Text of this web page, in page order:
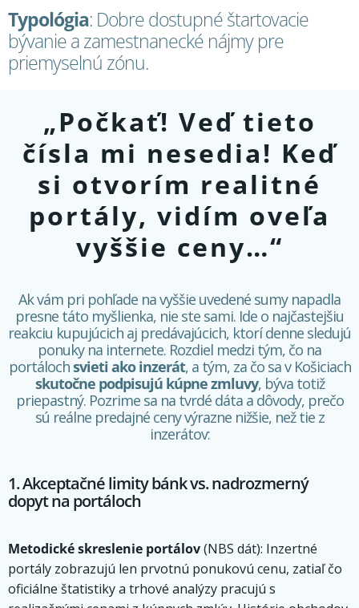
Typológia: Dobre dostupné štartovacie
bývanie a zamestnanecké nájmy pre
priemyselnú zónu.
„Počkať! Veď tieto
čísla mi nesedia! Keď
si otvorím realitné
portály, vidím oveľa
vyššie ceny…“
Ak vám pri pohľade na vyššie uvedené sumy napadla
presne táto myšlienka, nie ste sami. Ide o najčastejšiu
reakciu kupujúcich aj predávajúcich, ktorí denne sledujú
ponuky na internete. Rozdiel medzi tým, čo na
portálochsvieti ako inzerát, a tým, za čo sa v Košiciach
skutočne podpisujú kúpne zmluvy, býva totiž
priepastný. Pozrime sa na tvrdé dáta a dôvody, prečo
sú reálne predajné ceny výrazne nižšie, než tie z
inzerátov:
1. Akceptačné limity bánk vs. nadrozmerný
dopyt na portáloch
Metodické skreslenie portálov(NBS dát): Inzertné
portály zobrazujú len prvotnú ponukovú cenu, zatiaľ čo
oficiálne štatistiky a trhové analýzy pracujú s